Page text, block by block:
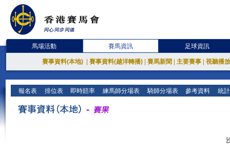
馬場活動 賽馬資訊 足球資訊
賽事資料(本地) 賽事資料(越洋轉播) 賽馬新聞 主要賽事 視聽播
報名表 排位表 即時賠率 練馬師分場表 騎師分場表 參考資料 統